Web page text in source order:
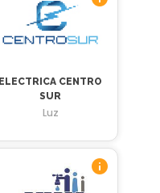
ELECTRICA CENTRO
SUR
Luz